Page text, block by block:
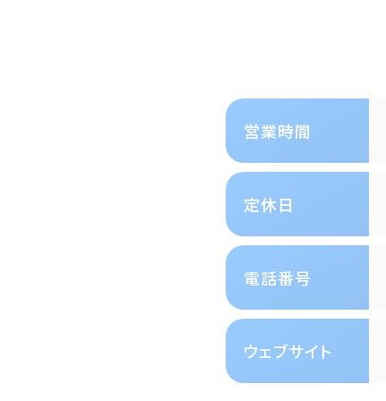
営業時間
定休日
電話番号
ウェブサイト